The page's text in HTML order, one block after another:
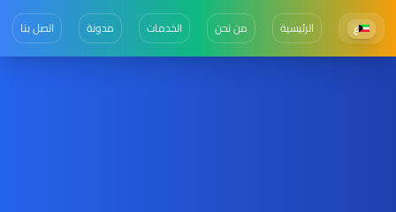
ع الرئيسية من نحن الخدمات مدونة اتصل بنا